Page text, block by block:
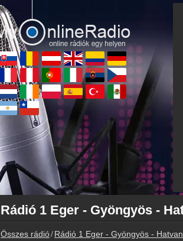
Összes rádió Rádió 1 Eger - Gyöngyös - Hatvan